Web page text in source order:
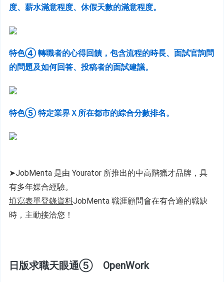
度、薪水滿意程度、休假天數的滿意程度。
特色④ 轉職者的心得回饋，包含流程的時長、面試官詢問
的問題及如何回答、投稿者的面試建議。
特色⑤ 特定業界Ｘ所在都市的綜合分數排名。
➤JobMenta 是由 Yourator 所推出的中高階獵才品牌，具
有多年媒合經驗。
填寫表單登錄資料JobMenta 職涯顧問會在有合適的職缺
時，主動接洽您！
日版求職天眼通⑤　OpenWork